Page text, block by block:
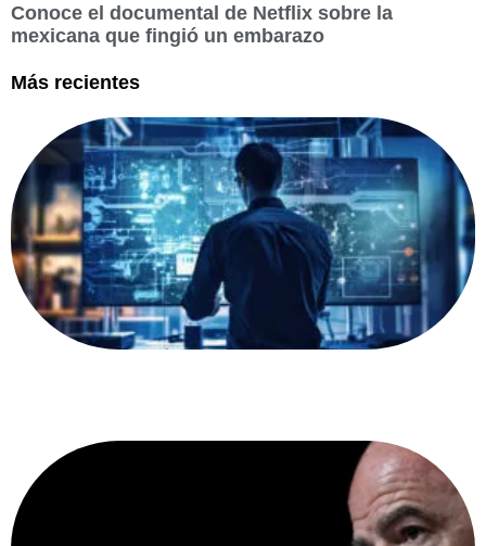
Conoce el documental de Netflix sobre la
mexicana que fingió un embarazo
Más recientes